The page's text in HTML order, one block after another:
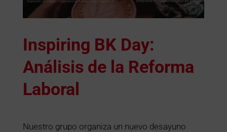
Inspiring BK Day:
Análisis de la Reforma
Laboral
Nuestro grupo organiza un nuevo desayuno